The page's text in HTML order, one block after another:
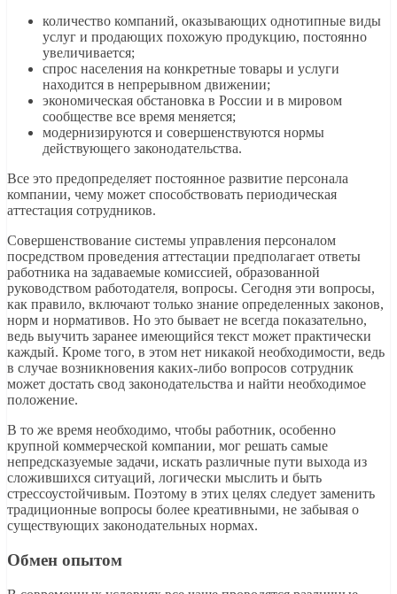
количество компаний, оказывающих однотипные виды
услуг и продающих похожую продукцию, постоянно
увеличивается;
спрос населения на конкретные товары и услуги
находится в непрерывном движении;
экономическая обстановка в России и в мировом
сообществе все время меняется;
модернизируются и совершенствуются нормы
действующего законодательства.
Все это предопределяет постоянное развитие персонала
компании, чему может способствовать периодическая
аттестация сотрудников.
Совершенствование системы управления персоналом
посредством проведения аттестации предполагает ответы
работника на задаваемые комиссией, образованной
руководством работодателя, вопросы. Сегодня эти вопросы,
как правило, включают только знание определенных законов,
норм и нормативов. Но это бывает не всегда показательно,
ведь выучить заранее имеющийся текст может практически
каждый. Кроме того, в этом нет никакой необходимости, ведь
в случае возникновения каких-либо вопросов сотрудник
может достать свод законодательства и найти необходимое
положение.
В то же время необходимо, чтобы работник, особенно
крупной коммерческой компании, мог решать самые
непредсказуемые задачи, искать различные пути выхода из
сложившихся ситуаций, логически мыслить и быть
стрессоустойчивым. Поэтому в этих целях следует заменить
традиционные вопросы более креативными, не забывая о
существующих законодательных нормах.
Обмен опытом